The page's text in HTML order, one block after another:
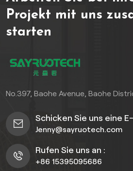
Gebrauch.
Projekt mit uns
starten
No.397, Baohe Avenue, Baohe
Schicken Sie uns eine
Jenny@sayruotech.com
Rufen Sie uns an :
+86 15395095686